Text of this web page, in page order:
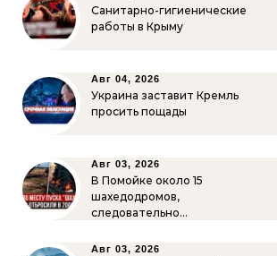
Санитарно-гигиенические
работы в Крыму
Авг 04, 2026
Украина заставит Кремль
просить пощады
Авг 03, 2026
В Помойке около 15
шахедодромов,
следовательно…
Авг 03, 2026